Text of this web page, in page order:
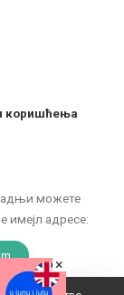
можете
имејл адресе:
коришћења
×